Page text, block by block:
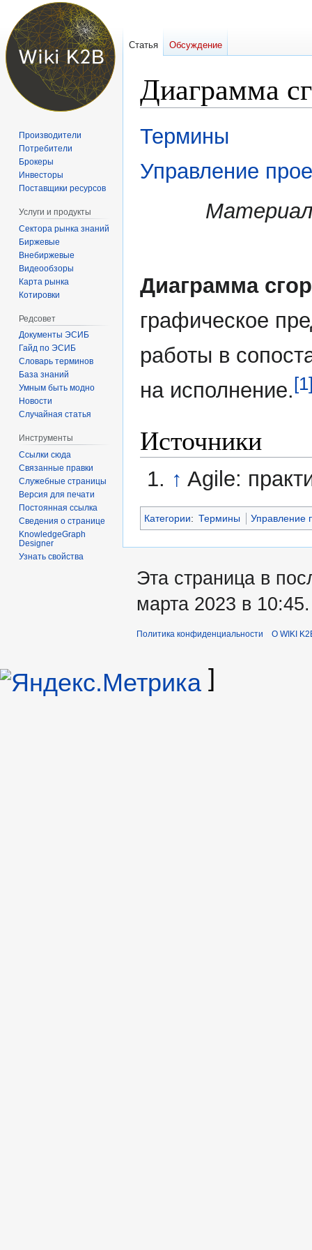
Диаграмма
Перейти
Перейти
Термины
Управление
Диаграмма
графическое
работы в
на исполнение.
Источники
↑ Agile:
Категории: Термины Управление
Статья Обсуждение
Производители
Потребители
Брокеры
Инвесторы
Поставщики ресурсов
Услуги и продукты
Сектора рынка знаний
Биржевые
Внебиржевые
Видеообзоры
Карта рынка
Котировки
Редсовет
Документы ЭСИБ
Гайд по ЭСИБ
Словарь терминов
База знаний
Умным быть модно
Новости
Случайная статья
Инструменты
Ссылки сюда
Связанные правки
Служебные страницы
Версия для печати
Постоянная ссылка
Сведения о странице
KnowledgeGraph
Designer
Узнать свойства
Эта страница в
марта 2023 в 10:45.
Политика конфиденциальности О WIKI
]